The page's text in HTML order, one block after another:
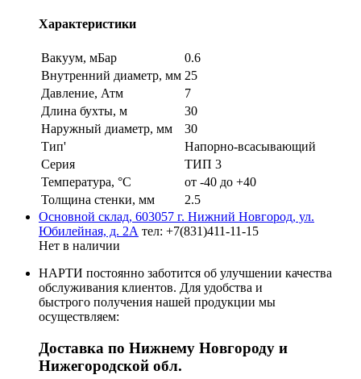
Характеристики
Вакуум, мБар
0.6
Внутренний диаметр, мм 25
Давление, Атм
7
Длина бухты, м
30
Наружный диаметр, мм
30
Тип'
Напорно-всасывающий
Серия
ТИП 3
Температура, °C
от -40 до +40
Толщина стенки, мм
2.5
Основной склад, 603057 г. Нижний Новгород, ул.
Юбилейная, д. 2А тел: +7(831)411-11-15
Нет в наличии
НАРТИ постоянно заботится об улучшении качества
обслуживания клиентов. Для удобства и
быстрого получения нашей продукции мы
осуществляем:
Доставка по Нижнему Новгороду и
Нижегородской обл.